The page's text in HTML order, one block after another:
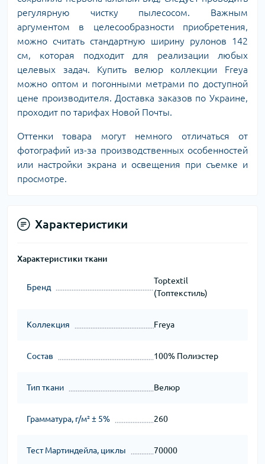
регулярную чистку пылесосом. Важным
аргументом в целесообразности приобретения,
можно считать стандартную ширину рулонов 142
см, которая подходит для реализации любых
целевых задач. Купить велюр коллекции Freya
можно оптом и погонными метрами по доступной
цене производителя. Доставка заказов по Украине,
проходит по тарифах Новой Почты.
Оттенки товара могут немного отличаться от
фотографий из-за производственных особенностей
или настройки экрана и освещения при съемке и
просмотре.
Характеристики
Характеристики ткани
Бренд
Toptextil
(Топтекстиль)
Коллекция Freya
Состав 100% Полиэстер
Тип ткани Велюр
Грамматура, г/м² ± 5% 260
Тест Мартиндейла, циклы 70000